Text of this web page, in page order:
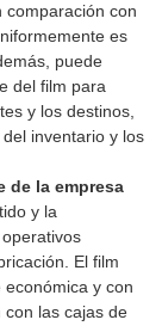
comparación con
es
puede
del film para
y los destinos,
inventario y los
de la empresa
y la
El film
y con
con las cajas de